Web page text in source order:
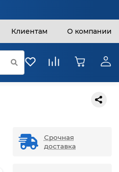
Клиентам О компании
Срочная
доставка